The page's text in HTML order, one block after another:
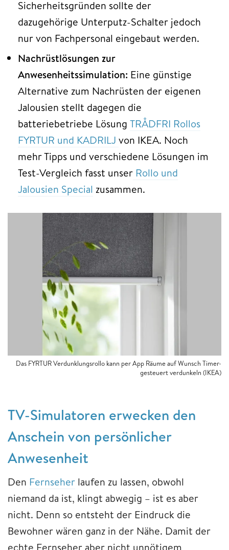
Sicherheitsgründen sollte der
dazugehörige Unterputz-Schalter jedoch
nur von Fachpersonal eingebaut werden.
Nachrüstlösungen zur
Anwesenheitssimulation: Eine günstige
Alternative zum Nachrüsten der eigenen
Jalousien stellt dagegen die
batteriebetriebe Lösung TRÅDFRI Rollos
FYRTUR und KADRILJ von IKEA. Noch
mehr Tipps und verschiedene Lösungen im
Test-Vergleich fasst unser Rollo und
Jalousien Special zusammen.
Das FYRTUR Verdunklungsrollo kann per App Räume auf Wunsch Timer-
gesteuert verdunkeln (IKEA)
TV-Simulatoren erwecken den
Anschein von persönlicher
Anwesenheit
Den Fernseher laufen zu lassen, obwohl
niemand da ist, klingt abwegig – ist es aber
nicht. Denn so entsteht der Eindruck die
Bewohner wären ganz in der Nähe. Damit der